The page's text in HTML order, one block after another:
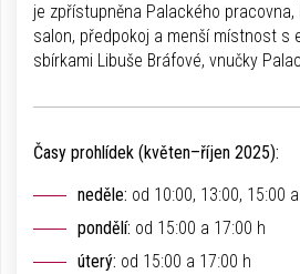
je zpřístupněna Palackého pracovna,
salon, předpokoj a menší místnost s
sbírkami Libuše Bráfové, vnučky
Časy prohlídek (květen–říjen 2025):
neděle: od 10:00, 13:00, 15:00
pondělí: od 15:00 a 17:00 h
úterý: od 15:00 a 17:00 h